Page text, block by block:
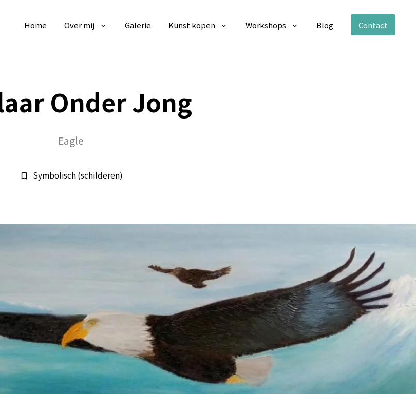
Home Over mij Galerie Kunst kopen Workshops Blog Contact
Onder Jong
Eagle
bookmark_border Symbolisch (schilderen)